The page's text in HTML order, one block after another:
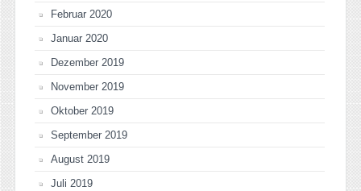
Februar 2020
Januar 2020
Dezember 2019
November 2019
Oktober 2019
September 2019
August 2019
Juli 2019